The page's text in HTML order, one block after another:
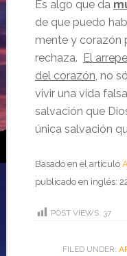
Es algo que da
de que puedo
mente y corazón
rechaza. El
del corazón, no
vivir una vida
salvación que
única salvación
Basado en el artículo
publicado en inglés:
POST VIEWS: 37
FILED UNDER: